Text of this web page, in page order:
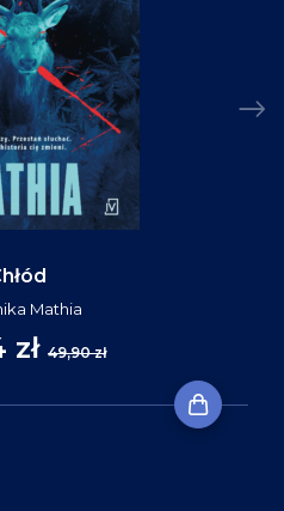
Mathia
zł 49,90 zł